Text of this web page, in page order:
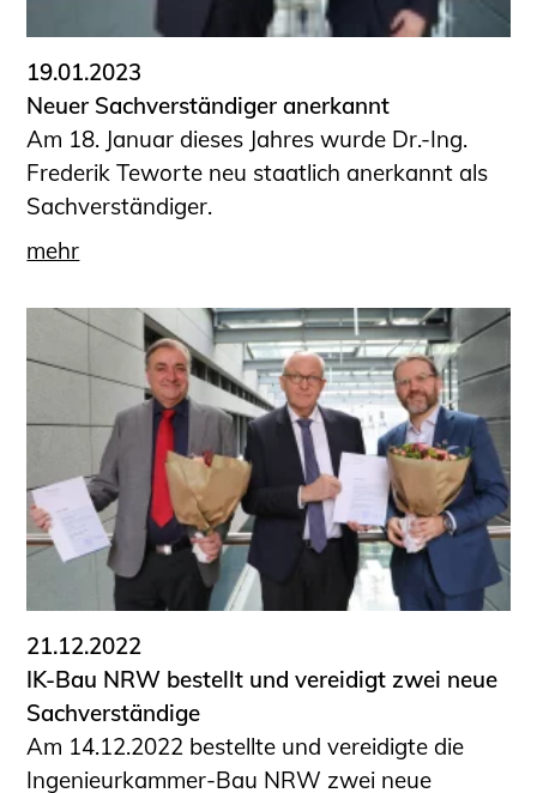
19.01.2023
Neuer Sachverständiger anerkannt
Am 18. Januar dieses Jahres wurde Dr.-Ing.
Frederik Teworte neu staatlich anerkannt als
Sachverständiger.
mehr
21.12.2022
IK-Bau NRW bestellt und vereidigt zwei neue
Sachverständige
Am 14.12.2022 bestellte und vereidigte die
Ingenieurkammer-Bau NRW zwei neue